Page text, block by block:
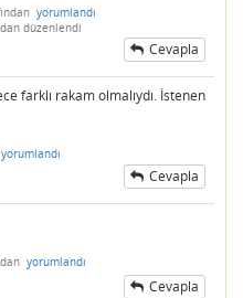
yorumlandı
düzenlendi
Cevapla
farklı rakam olmalıydı. İstenen
yorumlandı
Cevapla
yorumlandı
Cevapla